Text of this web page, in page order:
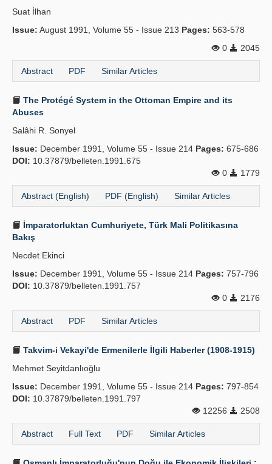
Suat İlhan
Issue: August 1991, Volume 55 - Issue 213 Pages: 563-578
0
2045
Abstract PDF Similar Articles
The Protégé System in the Ottoman Empire and its
Abuses
Salâhi R. Sonyel
Issue: December 1991, Volume 55 - Issue 214 Pages: 675-686
DOI: 10.37879/belleten.1991.675
0
1779
Abstract (English) PDF (English) Similar Articles
İmparatorluktan Cumhuriyete, Türk Mali Politikasına
Bakış
Necdet Ekinci
Issue: December 1991, Volume 55 - Issue 214 Pages: 757-796
DOI: 10.37879/belleten.1991.757
0
2176
Abstract PDF Similar Articles
Takvim-i Vekayi'de Ermenilerle İlgili Haberler (1908-1915)
Mehmet Seyitdanlıoğlu
Issue: December 1991, Volume 55 - Issue 214 Pages: 797-854
DOI: 10.37879/belleten.1991.797
12256
2508
Abstract Full Text PDF Similar Articles